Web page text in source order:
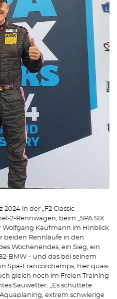
in der „F2 Classic
2-Rennwagen, beim „SPA SIX
Wolfgang Kaufmann im Hinblick
beiden Rennläufe in den
Wochenendes, ein Sieg, ein
BMW – und das bei seinem
Spa-Francorchamps, hier quasi
gleich noch im Freien Training
Sauwetter. „Es schüttete
extrem schwierige